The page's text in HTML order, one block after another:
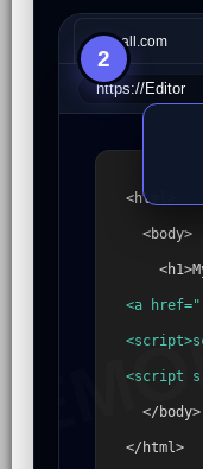
2
🌐Atoall.com
https://Editor
href
<img
<script
<html>
<body>
<a
<script
</body>
</html>
Q
A